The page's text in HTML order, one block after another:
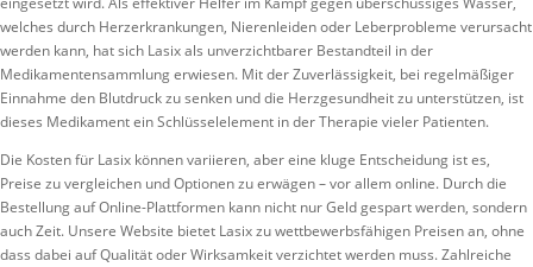
welches durch Herzerkrankungen, Nierenleiden oder Leberprobleme verursacht
werden kann, hat sich Lasix als unverzichtbarer Bestandteil in der
Medikamentensammlung erwiesen. Mit der Zuverlässigkeit, bei regelmäßiger
Einnahme den Blutdruck zu senken und die Herzgesundheit zu unterstützen, ist
dieses Medikament ein Schlüsselelement in der Therapie vieler Patienten.
Die Kosten für Lasix können variieren, aber eine kluge Entscheidung ist es,
Preise zu vergleichen und Optionen zu erwägen – vor allem online. Durch die
Bestellung auf Online-Plattformen kann nicht nur Geld gespart werden, sondern
auch Zeit. Unsere Website bietet Lasix zu wettbewerbsfähigen Preisen an, ohne
dass dabei auf Qualität oder Wirksamkeit verzichtet werden muss. Zahlreiche